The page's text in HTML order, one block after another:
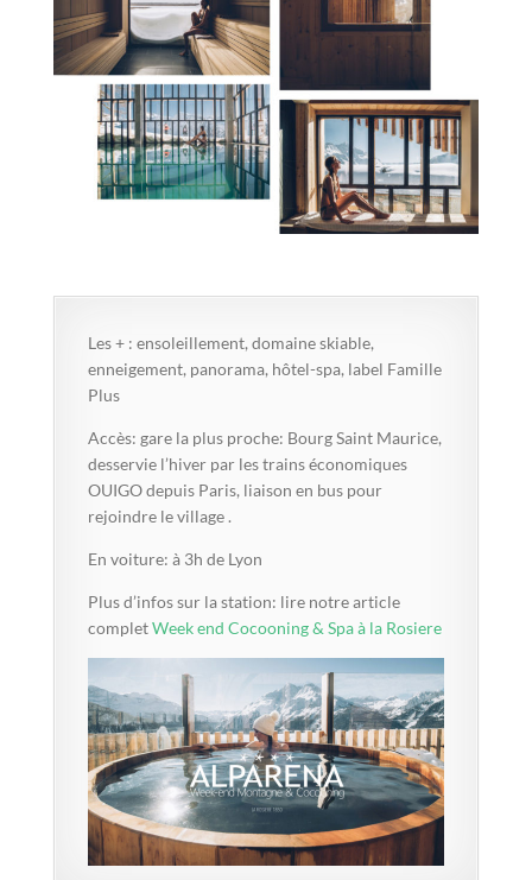
Les + : ensoleillement, domaine skiable,
enneigement, panorama, hôtel-spa, label Famille
Plus
Accès: gare la plus proche: Bourg Saint Maurice,
desservie l’hiver par les trains économiques
OUIGO depuis Paris, liaison en bus pour
rejoindre le village .
En voiture: à 3h de Lyon
Plus d’infos sur la station: lire notre article
completWeek end Cocooning & Spa à la Rosiere